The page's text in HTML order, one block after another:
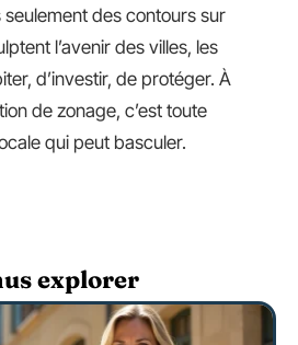
seulement des contours sur
l’avenir des villes, les
d’investir, de protéger. À
de zonage, c’est toute
qui peut basculer.
explorer